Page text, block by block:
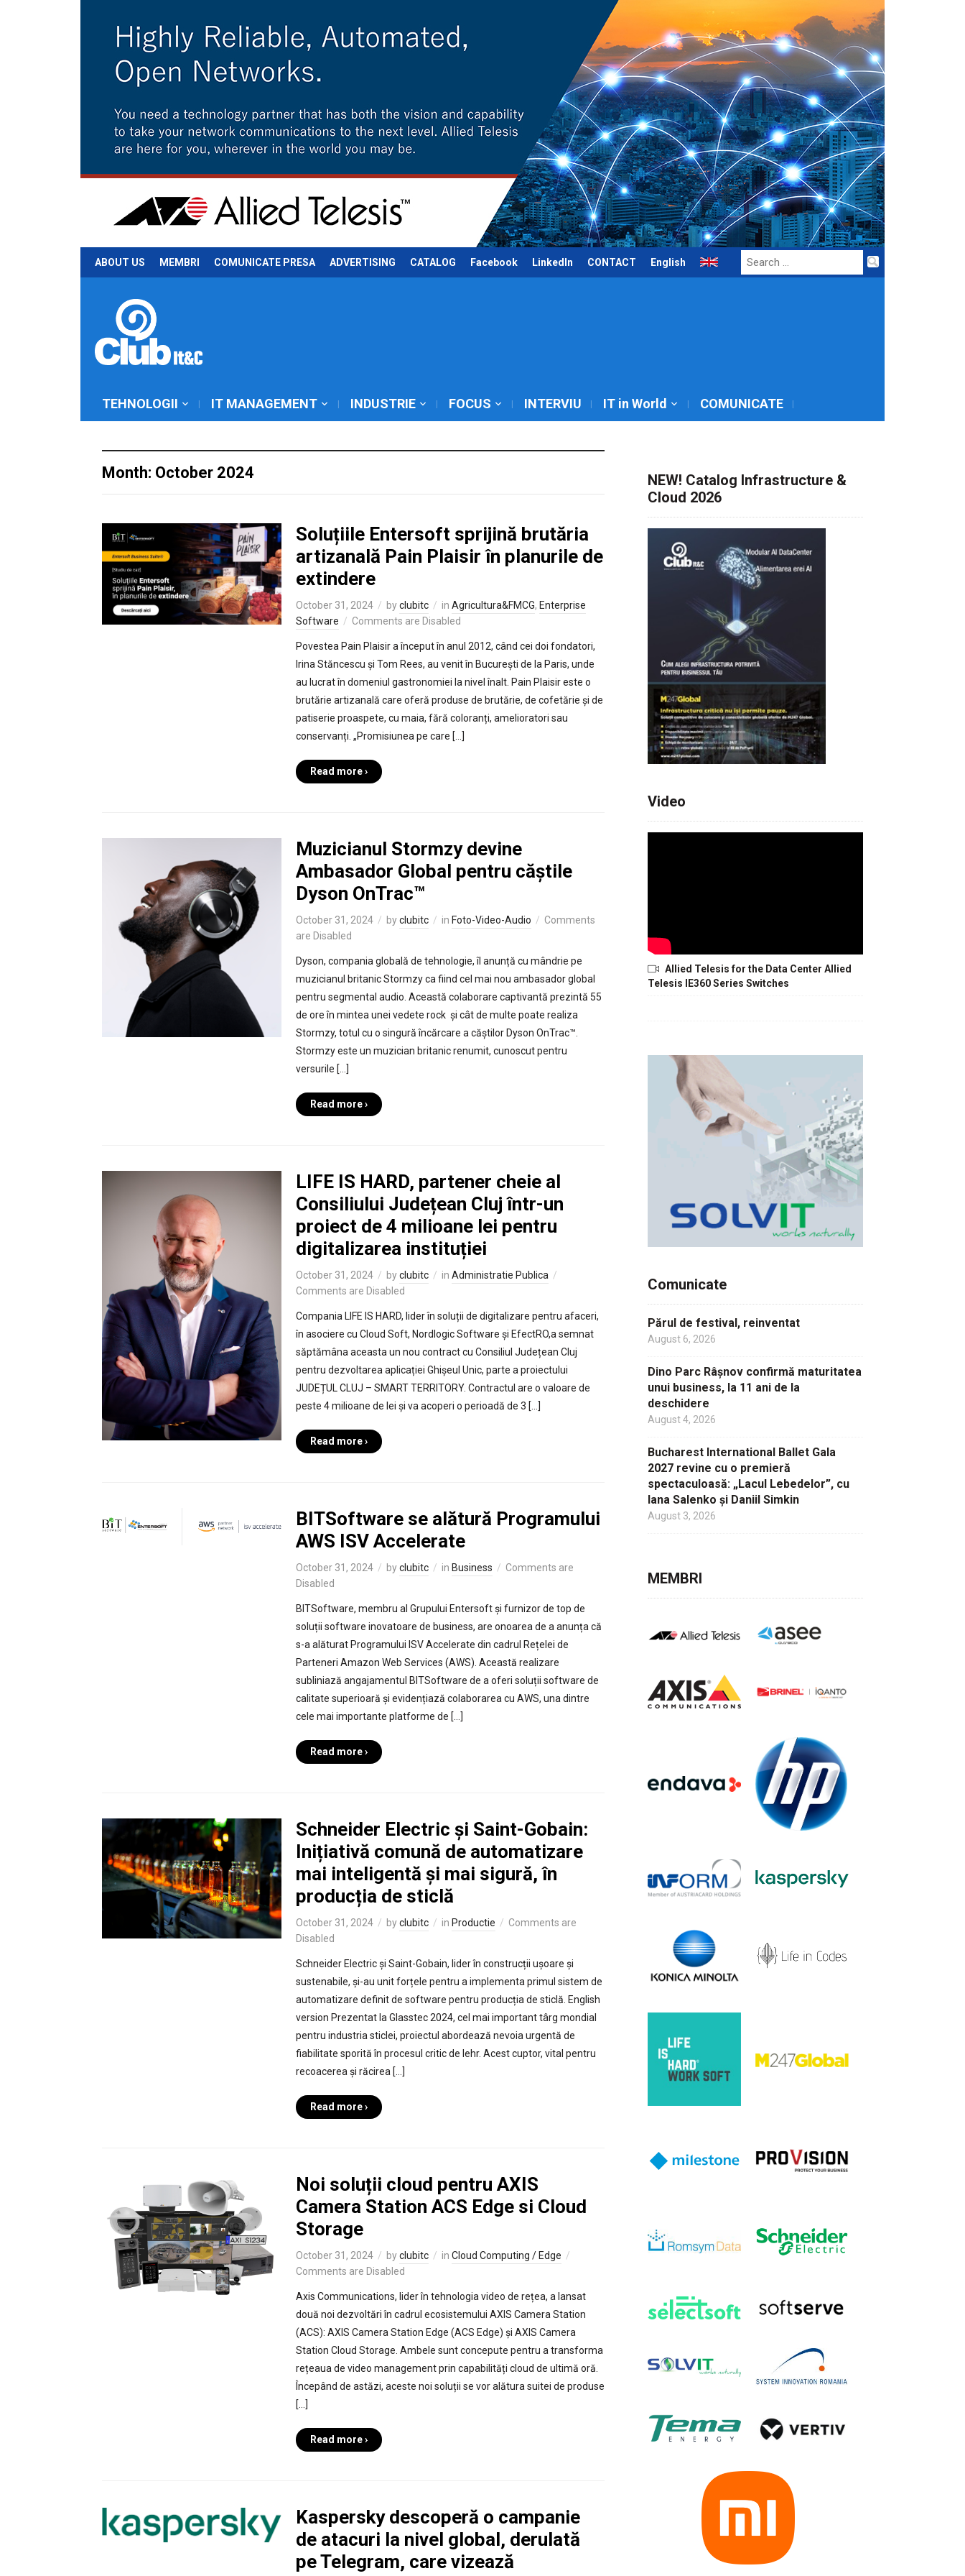
ABOUT US MEMBRI COMUNICATE PRESA ADVERTISING CATALOG Facebook LinkedIn CONTACT English
Search
for:
TEHNOLOGII IT MANAGEMENT INDUSTRIE FOCUS INTERVIU IT in World COMUNICATE
Month: October 2024
Soluțiile Entersoft sprijină brutăria
artizanală Pain Plaisir în planurile de
extindere
October 31, 2024 byclubitc in Agricultura&FMCG, Enterprise
Software
Comments are Disabled
Povestea Pain Plaisir a început în anul 2012, când cei doi fondatori,
Irina Stăncescu și Tom Rees, au venit în București de la Paris, unde
au lucrat în domeniul gastronomiei la nivel înalt. Pain Plaisir este o
brutărie artizanală care oferă produse de brutărie, de cofetărie și de
patiserie proaspete, cu maia, fără coloranți, amelioratori sau
conservanți. „Promisiunea pe care […]
Read more ›
Muzicianul Stormzy devine
Ambasador Global pentru căștile
Dyson OnTrac™
October 31, 2024 byclubitc in Foto-Video-Audio
Comments
are Disabled
Dyson, compania globală de tehnologie, îl anunță cu mândrie pe
muzicianul britanic Stormzy ca fiind cel mai nou ambasador global
pentru segmental audio. Această colaborare captivantă prezintă 55
de ore în mintea unei vedete rock și cât de multe poate realiza
Stormzy, totul cu o singură încărcare a căștilor Dyson OnTrac™.
Stormzy este un muzician britanic renumit, cunoscut pentru
versurile […]
Read more ›
LIFE IS HARD, partener cheie al
Consiliului Județean Cluj într-un
proiect de 4 milioane lei pentru
digitalizarea instituției
October 31, 2024 byclubitc in Administratie Publica
Comments are Disabled
Compania LIFE IS HARD, lider în soluții de digitalizare pentru afaceri,
în asociere cu Cloud Soft, Nordlogic Software și EfectRO,a semnat
săptămâna aceasta un nou contract cu Consiliul Județean Cluj
pentru dezvoltarea aplicației Ghișeul Unic, parte a proiectului
JUDEȚUL CLUJ – SMART TERRITORY. Contractul are o valoare de
peste 4 milioane de lei și va acoperi o perioadă de 3 […]
Read more ›
BITSoftware se alătură Programului
AWS ISV Accelerate
October 31, 2024 byclubitc in Business
Comments are
Disabled
BITSoftware, membru al Grupului Entersoft și furnizor de top de
soluții software inovatoare de business, are onoarea de a anunța că
s-a alăturat Programului ISV Accelerate din cadrul Rețelei de
Parteneri Amazon Web Services (AWS). Această realizare
subliniază angajamentul BITSoftware de a oferi soluții software de
calitate superioară și evidențiază colaborarea cu AWS, una dintre
cele mai importante platforme de […]
Read more ›
Schneider Electric și Saint-Gobain:
Inițiativă comună de automatizare
mai inteligentă și mai sigură, în
producția de sticlă
October 31, 2024 byclubitc in Productie
Comments are
Disabled
Schneider Electric și Saint-Gobain, lider în construcții ușoare și
sustenabile, și-au unit forțele pentru a implementa primul sistem de
automatizare definit de software pentru producția de sticlă. English
version Prezentat la Glasstec 2024, cel mai important târg mondial
pentru industria sticlei, proiectul abordează nevoia urgentă de
fiabilitate sporită în procesul critic de lehr. Acest cuptor, vital pentru
recoacerea și răcirea […]
Read more ›
Noi soluții cloud pentru AXIS
Camera Station ACS Edge si Cloud
Storage
October 31, 2024 byclubitc in Cloud Computing / Edge
Comments are Disabled
Axis Communications, lider în tehnologia video de rețea, a lansat
două noi dezvoltări în cadrul ecosistemului AXIS Camera Station
(ACS): AXIS Camera Station Edge (ACS Edge) și AXIS Camera
Station Cloud Storage. Ambele sunt concepute pentru a transforma
rețeaua de video management prin capabilități cloud de ultimă oră.
Începând de astăzi, aceste noi soluții se vor alătura suitei de produse
[…]
Read more ›
Kaspersky descoperă o campanie
de atacuri la nivel global, derulată
pe Telegram, care vizează
NEW! Catalog Infrastructure &
Cloud 2026
Video
Allied Telesis for the Data Center Allied
Telesis IE360 Series Switches
Comunicate
Părul de festival, reinventat
August 6, 2026
Dino Parc Râșnov confirmă maturitatea
unui business, la 11 ani de la
deschidere
August 4, 2026
Bucharest International Ballet Gala
2027 revine cu o premieră
spectaculoasă: „Lacul Lebedelor”, cu
Iana Salenko și Daniil Simkin
August 3, 2026
MEMBRI